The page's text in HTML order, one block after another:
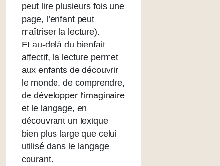
peut lire plusieurs fois une
page, l’enfant peut
maîtriser la lecture).
Et au-delà du bienfait
affectif, la lecture permet
aux enfants de découvrir
le monde, de comprendre,
de développer l’imaginaire
et le langage, en
découvrant un lexique
bien plus large que celui
utilisé dans le langage
courant.